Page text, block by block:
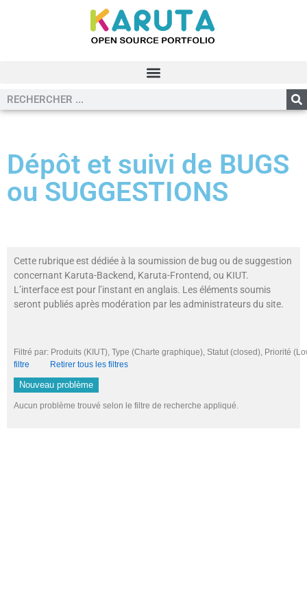
Dépôt et suivi de BUGS
ou SUGGESTIONS
Cette rubrique est dédiée à la soumission de bug ou de suggestion
concernant Karuta-Backend, Karuta-Frontend, ou KIUT.
L’interface est pour l’instant en anglais. Les éléments soumis
seront publiés après modération par les administrateurs du site.
Filtré par: Produits (KIUT), Type (Charte graphique), Statut (closed),
filtre
Retirer tous les filtres
Nouveau problème
Aucun problème trouvé selon le filtre de recherche appliqué.